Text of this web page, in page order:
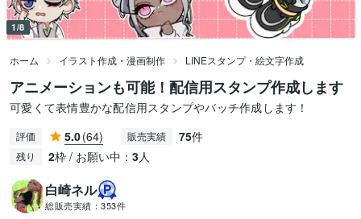
1/8
ホーム イラスト作成・漫画制作 LINEスタンプ・絵文字作成
アニメーションも可能！配信用スタンプ作成します
可愛くて表情豊かな配信用スタンプやバッチ作成します！
評価 5.0(64) 販売実績 75件
残り 2枠 / お願い中： 3人
白崎ネル
総販売実績： 353件